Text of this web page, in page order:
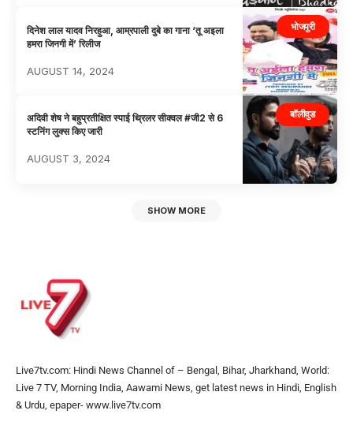
भोजपुरी
दिनेश लाल यादव निरहुआ, आम्रपाली दुबे का गाना ‘तू अइला
हमरा जिनगी में’ रिलीज
AUGUST 14, 2024
बॉलीवुड
अदिवी शेष ने बहुप्रतीक्षित स्पाई थ्रिलर सीक्वल #जी2 से 6
स्टनिंग लुक्स किए जारी
AUGUST 3, 2024
SHOW MORE
Live7tv.com: Hindi News Channel of – Bengal, Bihar, Jharkhand, World:
Live 7 TV, Morning India, Aawami News, get latest news in Hindi, English
& Urdu, epaper- www.live7tv.com